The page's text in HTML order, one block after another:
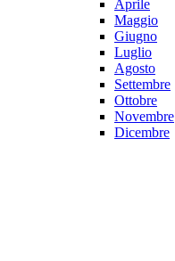
Aprile
Maggio
Giugno
Luglio
Agosto
Settembre
Ottobre
Novembre
Dicembre